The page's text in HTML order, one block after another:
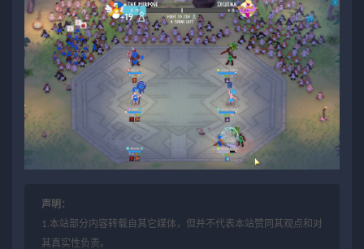
声明：
1.本站部分内容转载自其它媒体，但并不代表本站赞同其观点和对
其真实性负责。